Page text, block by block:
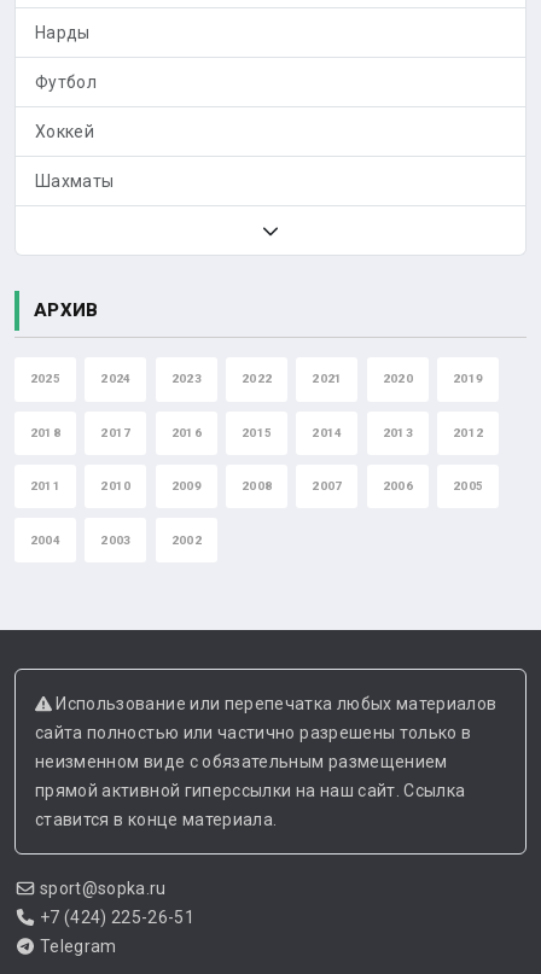
Нарды
Футбол
Хоккей
Шахматы
АРХИВ
2025 2024 2023 2022 2021 2020 2019
2018 2017 2016 2015 2014 2013 2012
2011 2010 2009 2008 2007 2006 2005
2004 2003 2002
Использование или перепечатка любых материалов
сайта полностью или частично разрешены только в
неизменном виде с обязательным размещением
прямой активной гиперссылки на наш сайт. Ссылка
ставится в конце материала.
sport@sopka.ru
+7 (424) 225-26-51
Telegram